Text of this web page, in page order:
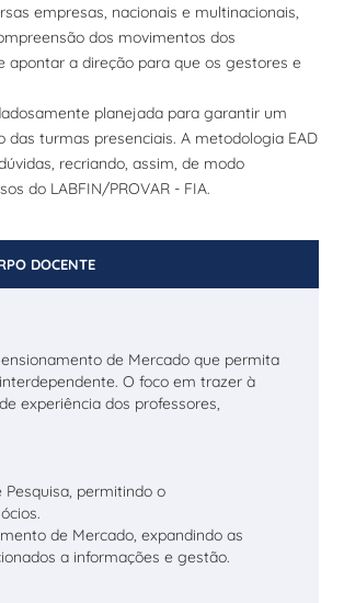
empresas, nacionais e multinacionais,
dos movimentos dos
apontar a direção para que os gestores e
planejada para garantir um
turmas presenciais. A metodologia EAD
recriando, assim, de modo
do LABFIN/PROVAR - FIA.
DOCENTE
de Mercado que permita
O foco em trazer à
experiência dos professores,
permitindo o
de Mercado, expandindo as
a informações e gestão.